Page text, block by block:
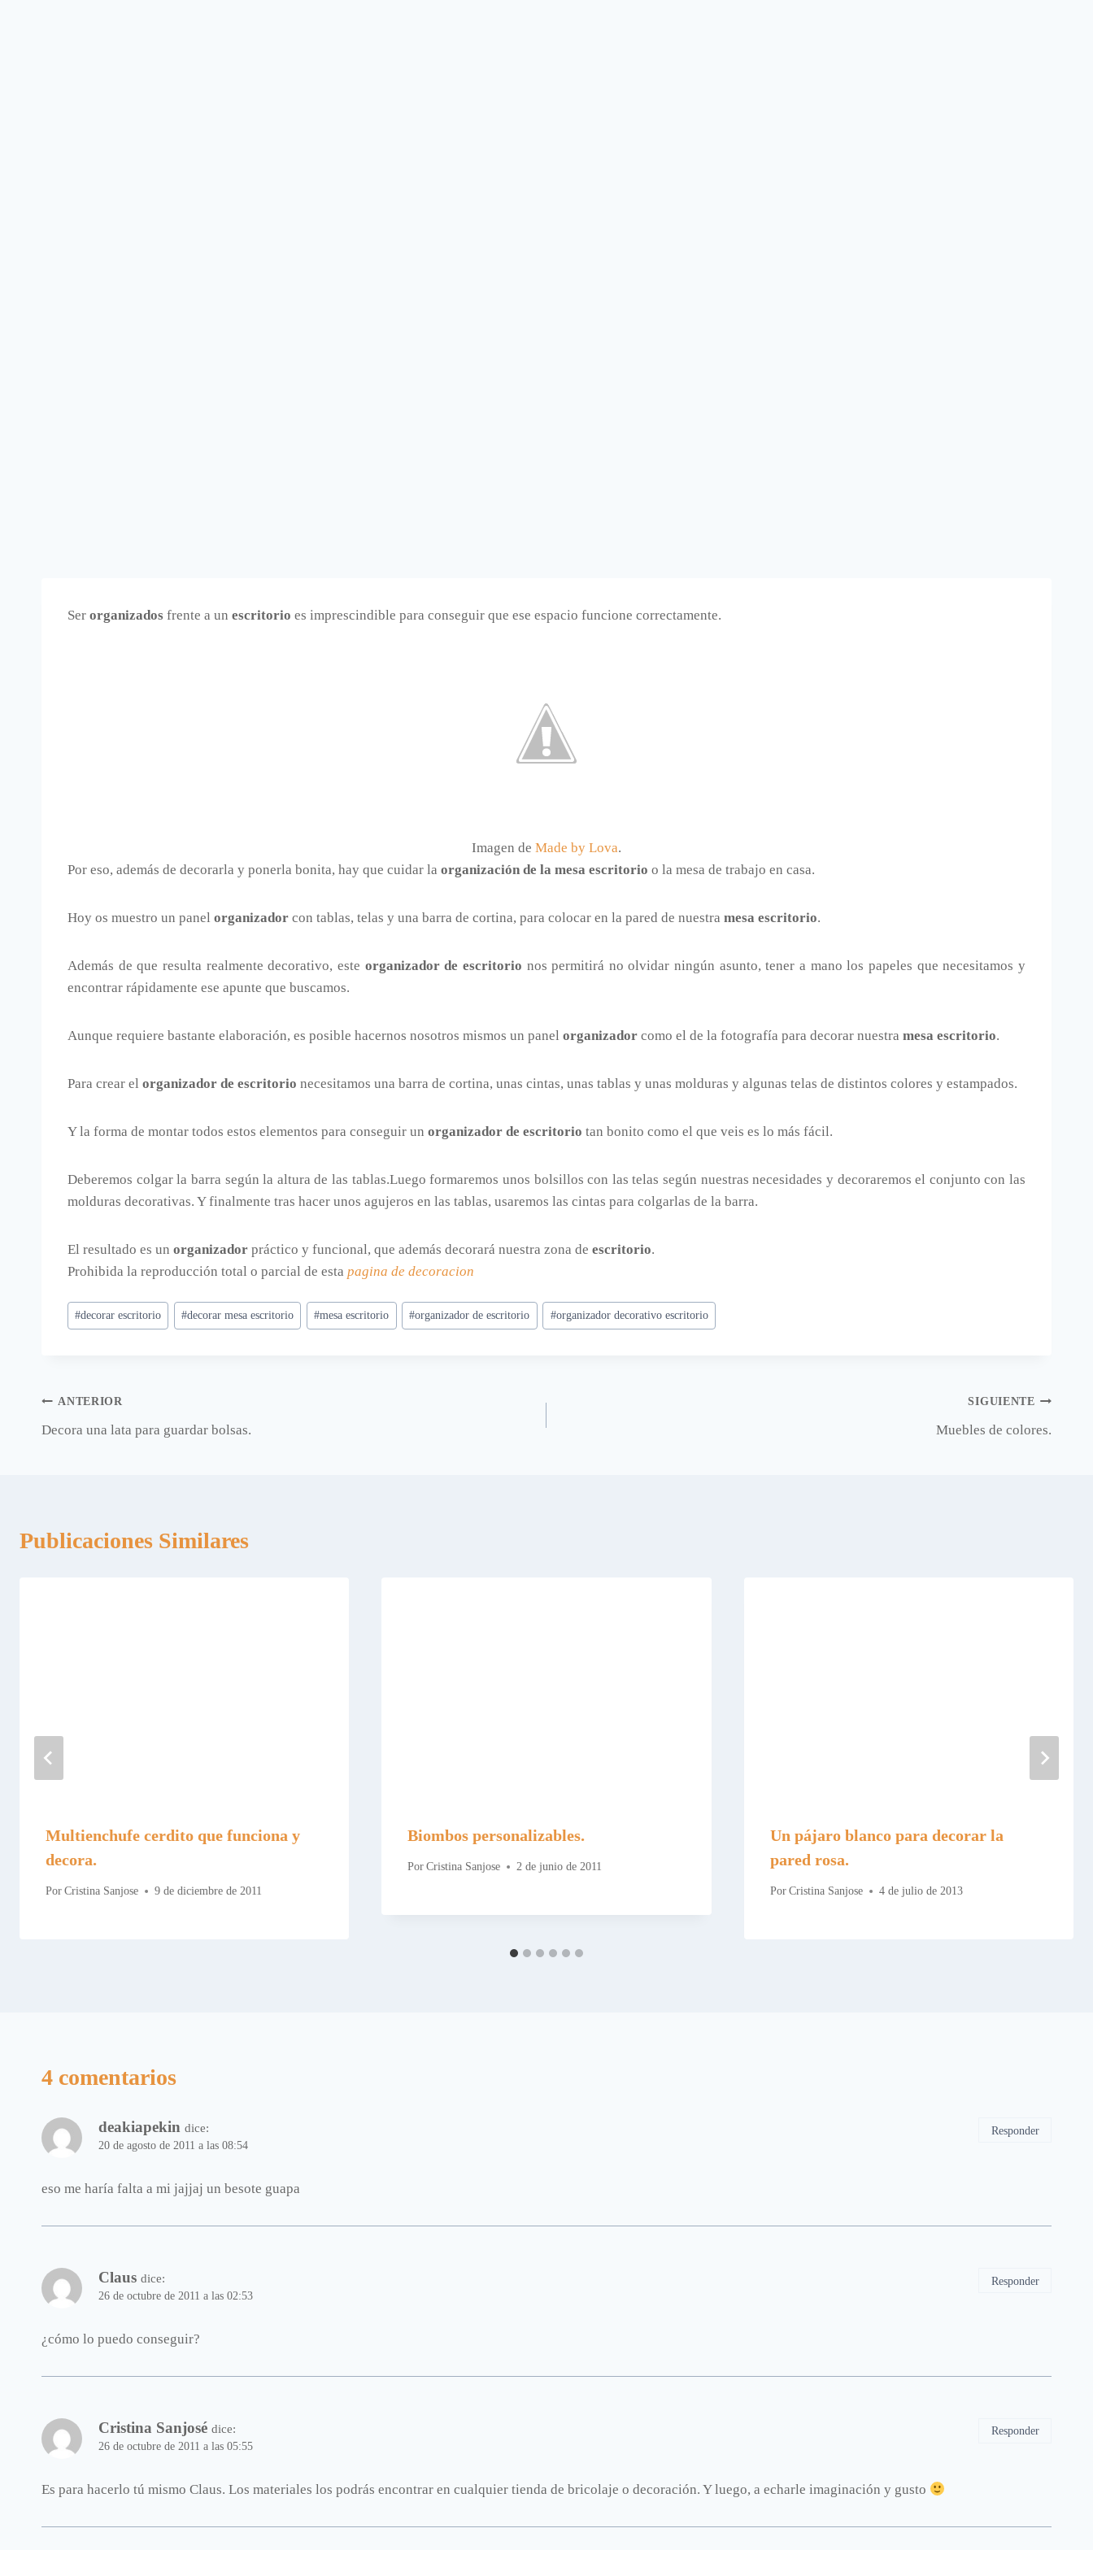
Ser organizados frente a un escritorio es imprescindible para conseguir que ese espacio funcione correctamente.
Imagen de Made by Lova.
Por eso, además de decorarla y ponerla bonita, hay que cuidar la organización de la mesa escritorio o la mesa de trabajo en casa.
Hoy os muestro un panel organizador con tablas, telas y una barra de cortina, para colocar en la pared de nuestra mesa escritorio.
Además de que resulta realmente decorativo, este organizador de escritorio nos permitirá no olvidar ningún asunto, tener a mano los papeles que necesitamos y
encontrar rápidamente ese apunte que buscamos.
Aunque requiere bastante elaboración, es posible hacernos nosotros mismos un panel organizador como el de la fotografía para decorar nuestra mesa escritorio.
Para crear el organizador de escritorio necesitamos una barra de cortina, unas cintas, unas tablas y unas molduras y algunas telas de distintos colores y estampados.
Y la forma de montar todos estos elementos para conseguir un organizador de escritorio tan bonito como el que veis es lo más fácil.
Deberemos colgar la barra según la altura de las tablas.Luego formaremos unos bolsillos con las telas según nuestras necesidades y decoraremos el conjunto con las
molduras decorativas. Y finalmente tras hacer unos agujeros en las tablas, usaremos las cintas para colgarlas de la barra.
El resultado es un organizador práctico y funcional, que además decorará nuestra zona de escritorio.
Prohibida la reproducción total o parcial de esta pagina de decoracion
Etiquetas
de
#decorar escritorio #decorar mesa escritorio #mesa escritorio #organizador de escritorio #organizador decorativo escritorio
Navegación
de
ANTERIOR
Decora una lata para guardar bolsas.
SIGUIENTE
Muebles de colores.
Publicaciones Similares
Multienchufe cerdito que funciona y
decora.
Por Cristina Sanjose 9 de diciembre de 2011
Biombos personalizables.
Por Cristina Sanjose 2 de junio de 2011
Un pájaro blanco para decorar la
pared rosa.
Por Cristina Sanjose 4 de julio de 2013
4 comentarios
deakiapekin dice:
20 de agosto de 2011 a las 08:54
eso me haría falta a mi jajjaj un besote guapa
Responder
Claus dice:
26 de octubre de 2011 a las 02:53
¿cómo lo puedo conseguir?
Responder
Cristina Sanjosé dice:
26 de octubre de 2011 a las 05:55
Es para hacerlo tú mismo Claus. Los materiales los podrás encontrar en cualquier tienda de bricolaje o decoración. Y luego, a echarle imaginación y gusto
Responder